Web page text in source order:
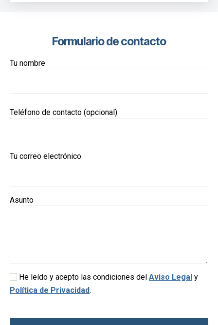
Formulario de contacto
Tu nombre
Teléfono de contacto (opcional)
Tu correo electrónico
Asunto
He leído y acepto las condiciones del Aviso Legal y
Política de Privacidad.